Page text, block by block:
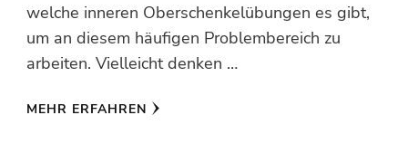
welche inneren Oberschenkelübungen es gibt,
um an diesem häufigen Problembereich zu
arbeiten. Vielleicht denken …
MEHR ERFAHREN